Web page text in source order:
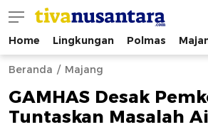
tivanusantara.com
Berita Nusantara
Home Lingkungan Polmas
Beranda Majang
GAMHAS Desak
Tuntaskan Masalah